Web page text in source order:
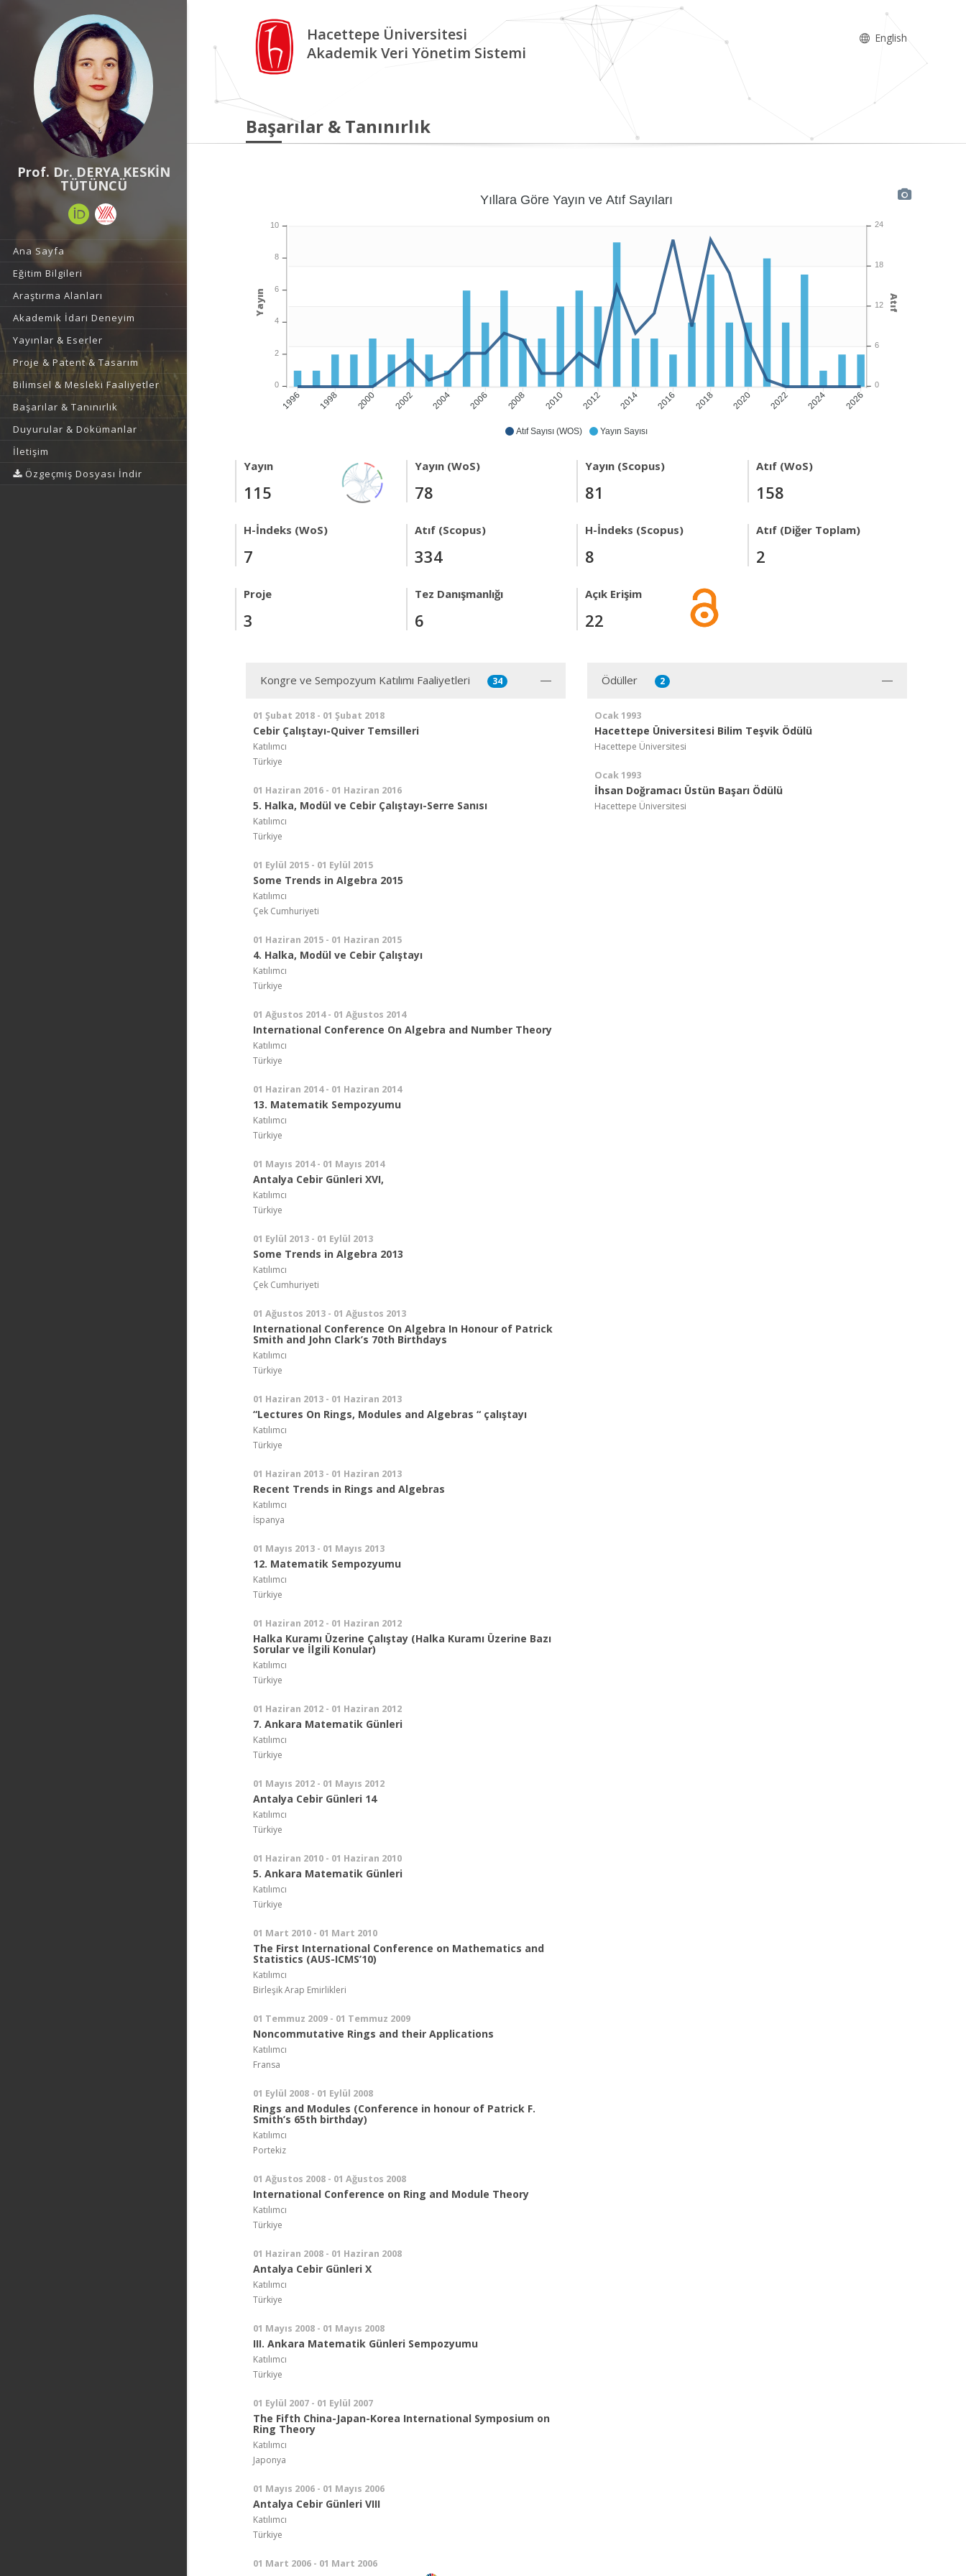
Prof. Dr. DERYA KESKİN
TÜTÜNCÜ
Ana Sayfa
Eğitim Bilgileri
Araştırma Alanları
Akademik İdari Deneyim
Yayınlar & Eserler
Proje & Patent & Tasarım
Bilimsel & Mesleki Faaliyetler
Başarılar & Tanınırlık
Duyurular & Dokümanlar
İletişim
Özgeçmiş Dosyası İndir
Hacettepe Üniversitesi
Akademik Veri Yönetim Sistemi
English
Başarılar & Tanınırlık
Atıf Sayısı (WOS) Yayın Sayısı
1996 1998 2000 2002 2004 2006 2008 2010 2012 2014 2016 2018 2020 2022 2024 2026
Yıllara Göre Yayın ve Atıf Sayıları
24
18
12
6
0
Atıf
10
8
6
4
2
0
Yayın
Yayın
115
Yayın (WoS)
78
Yayın (Scopus)
81
Atıf (WoS)
158
H-İndeks (WoS)
7
Atıf (Scopus)
334
H-İndeks (Scopus)
8
Atıf (Diğer Toplam)
2
Proje
3
Tez Danışmanlığı
6
Açık Erişim
22
Kongre ve Sempozyum Katılımı Faaliyetleri 34
01 Şubat 2018 - 01 Şubat 2018
Cebir Çalıştayı-Quiver Temsilleri
Katılımcı
Türkiye
01 Haziran 2016 - 01 Haziran 2016
5. Halka, Modül ve Cebir Çalıştayı-Serre Sanısı
Katılımcı
Türkiye
01 Eylül 2015 - 01 Eylül 2015
Some Trends in Algebra 2015
Katılımcı
Çek Cumhuriyeti
01 Haziran 2015 - 01 Haziran 2015
4. Halka, Modül ve Cebir Çalıştayı
Katılımcı
Türkiye
01 Ağustos 2014 - 01 Ağustos 2014
International Conference On Algebra and Number Theory
Katılımcı
Türkiye
01 Haziran 2014 - 01 Haziran 2014
13. Matematik Sempozyumu
Katılımcı
Türkiye
01 Mayıs 2014 - 01 Mayıs 2014
Antalya Cebir Günleri XVI,
Katılımcı
Türkiye
01 Eylül 2013 - 01 Eylül 2013
Some Trends in Algebra 2013
Katılımcı
Çek Cumhuriyeti
01 Ağustos 2013 - 01 Ağustos 2013
International Conference On Algebra In Honour of Patrick
Smith and John Clark’s 70th Birthdays
Katılımcı
Türkiye
01 Haziran 2013 - 01 Haziran 2013
“Lectures On Rings, Modules and Algebras “ çalıştayı
Katılımcı
Türkiye
01 Haziran 2013 - 01 Haziran 2013
Recent Trends in Rings and Algebras
Katılımcı
İspanya
01 Mayıs 2013 - 01 Mayıs 2013
12. Matematik Sempozyumu
Katılımcı
Türkiye
01 Haziran 2012 - 01 Haziran 2012
Halka Kuramı Üzerine Çalıştay (Halka Kuramı Üzerine Bazı
Sorular ve İlgili Konular)
Katılımcı
Türkiye
01 Haziran 2012 - 01 Haziran 2012
7. Ankara Matematik Günleri
Katılımcı
Türkiye
01 Mayıs 2012 - 01 Mayıs 2012
Antalya Cebir Günleri 14
Katılımcı
Türkiye
01 Haziran 2010 - 01 Haziran 2010
5. Ankara Matematik Günleri
Katılımcı
Türkiye
01 Mart 2010 - 01 Mart 2010
The First International Conference on Mathematics and
Statistics (AUS-ICMS’10)
Katılımcı
Birleşik Arap Emirlikleri
01 Temmuz 2009 - 01 Temmuz 2009
Noncommutative Rings and their Applications
Katılımcı
Fransa
01 Eylül 2008 - 01 Eylül 2008
Rings and Modules (Conference in honour of Patrick F.
Smith’s 65th birthday)
Katılımcı
Portekiz
01 Ağustos 2008 - 01 Ağustos 2008
International Conference on Ring and Module Theory
Katılımcı
Türkiye
01 Haziran 2008 - 01 Haziran 2008
Antalya Cebir Günleri X
Katılımcı
Türkiye
01 Mayıs 2008 - 01 Mayıs 2008
III. Ankara Matematik Günleri Sempozyumu
Katılımcı
Türkiye
01 Eylül 2007 - 01 Eylül 2007
The Fifth China-Japan-Korea International Symposium on
Ring Theory
Katılımcı
Japonya
01 Mayıs 2006 - 01 Mayıs 2006
Antalya Cebir Günleri VIII
Katılımcı
Türkiye
01 Mart 2006 - 01 Mart 2006
Ödüller 2
Ocak 1993
Hacettepe Üniversitesi Bilim Teşvik Ödülü
Hacettepe Üniversitesi
Ocak 1993
İhsan Doğramacı Üstün Başarı Ödülü
Hacettepe Üniversitesi